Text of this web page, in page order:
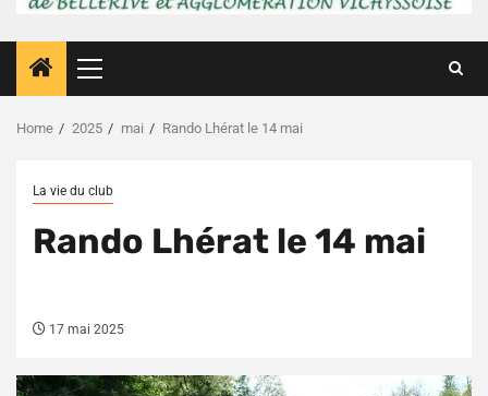
Primary
Menu
Home 2025 mai Rando Lhérat le 14 mai
La vie du club
Rando Lhérat le 14 mai
17 mai 2025